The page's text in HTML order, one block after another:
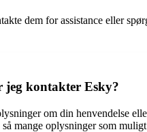
dem for assistance eller
jeg kontakter Esky?
om din henvendelse
mange oplysninger som